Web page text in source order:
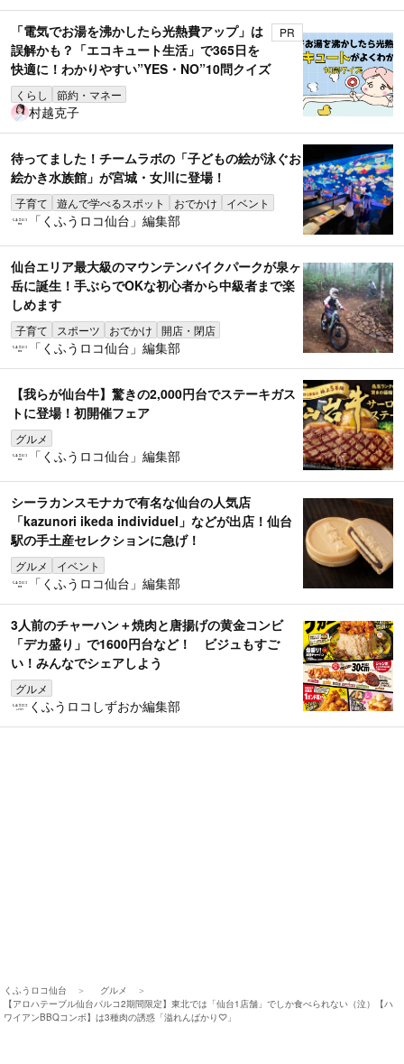
「電気でお湯を沸かしたら光熱費アップ」は
誤解かも？「エコキュート生活」で365日を
快適に！わかりやすい”YES・NO”10問クイズ
くらし 節約・マネー
PR
村越克子
待ってました！チームラボの「子どもの絵が泳ぐお
絵かき水族館」が宮城・女川に登場！
子育て 遊んで学べるスポット おでかけ イベント
「くふうロコ仙台」編集部
仙台エリア最大級のマウンテンバイクパークが泉ヶ
岳に誕生！手ぶらでOKな初心者から中級者まで楽
しめます
子育て スポーツ おでかけ 開店・閉店
「くふうロコ仙台」編集部
【我らが仙台牛】驚きの2,000円台でステーキガス
トに登場！初開催フェア
グルメ
「くふうロコ仙台」編集部
シーラカンスモナカで有名な仙台の人気店
「kazunori ikeda individuel」などが出店！仙台
駅の手土産セレクションに急げ！
グルメ イベント
「くふうロコ仙台」編集部
3人前のチャーハン＋焼肉と唐揚げの黄金コンビ
「デカ盛り」で1600円台など！ ビジュもすご
い！みんなでシェアしよう
グルメ
くふうロコしずおか編集部
くふうロコ仙台
グルメ
【アロハテーブル仙台パルコ2期間限定】東北では「仙台1店舗」でしか食べられない（泣）【ハ
ワイアンBBQコンボ】は3種肉の誘惑「溢れんばかり♡」